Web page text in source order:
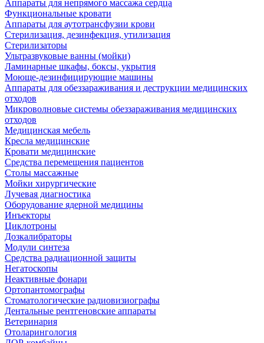
Аппараты для непрямого массажа сердца
Функциональные кровати
Аппараты для аутотрансфузии крови
Стерилизация, дезинфекция, утилизация
Стерилизаторы
Ультразвуковые ванны (мойки)
Ламинарные шкафы, боксы, укрытия
Моюще-дезинфицирующие машины
Аппараты для обеззараживания и деструкции медицинских
отходов
Микроволновые системы обеззараживания медицинских
отходов
Медицинская мебель
Кресла медицинские
Кровати медицинские
Средства перемещения пациентов
Столы массажные
Мойки хирургические
Лучевая диагностика
Оборудование ядерной медицины
Инъекторы
Циклотроны
Дозкалибраторы
Модули синтеза
Средства радиационной защиты
Негатоскопы
Неактивные фонари
Ортопантомографы
Стоматологические радиовизиографы
Дентальные рентгеновские аппараты
Ветеринария
Отоларингология